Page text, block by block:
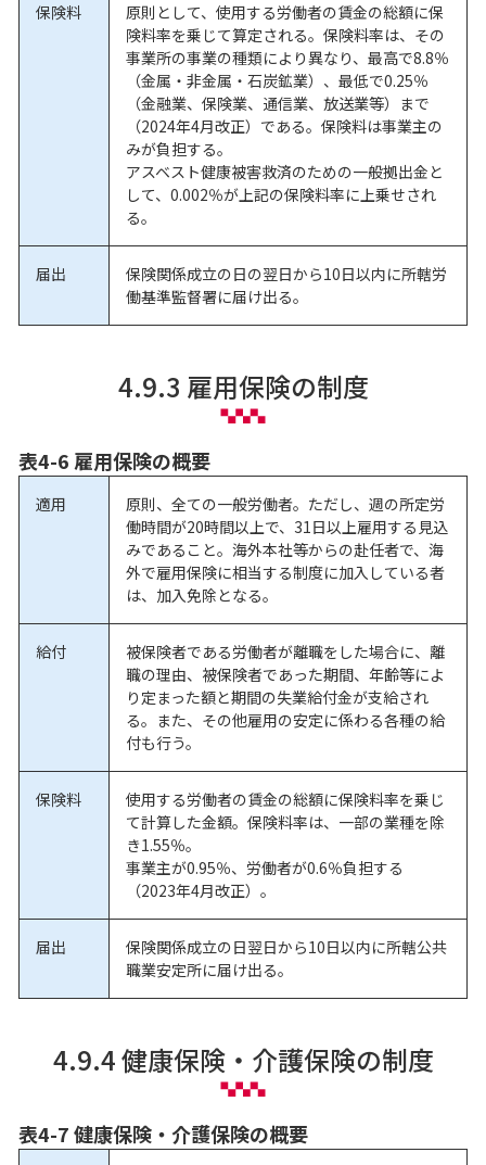
保険料
原則として、使用する労働者の賃金の総額に保
険料率を乗じて算定される。保険料率は、その
事業所の事業の種類により異なり、最高で8.8％
（金属・非金属・石炭鉱業）、最低で0.25％
（金融業、保険業、通信業、放送業等）まで
（2024年4月改正）である。保険料は事業主の
みが負担する。
アスベスト健康被害救済のための一般拠出金と
して、0.002％が上記の保険料率に上乗せされ
る。
届出
保険関係成立の日の翌日から10日以内に所轄労
働基準監督署に届け出る。
4.9.3 雇用保険の制度
表4-6 雇用保険の概要
適用
原則、全ての一般労働者。ただし、週の所定労
働時間が20時間以上で、31日以上雇用する見込
みであること。海外本社等からの赴任者で、海
外で雇用保険に相当する制度に加入している者
は、加入免除となる。
給付
被保険者である労働者が離職をした場合に、離
職の理由、被保険者であった期間、年齢等によ
り定まった額と期間の失業給付金が支給され
る。また、その他雇用の安定に係わる各種の給
付も行う。
保険料
使用する労働者の賃金の総額に保険料率を乗じ
て計算した金額。保険料率は、一部の業種を除
き1.55％。
事業主が0.95％、労働者が0.6％負担する
（2023年4月改正）。
届出
保険関係成立の日翌日から10日以内に所轄公共
職業安定所に届け出る。
4.9.4 健康保険・介護保険の制度
表4-7 健康保険・介護保険の概要